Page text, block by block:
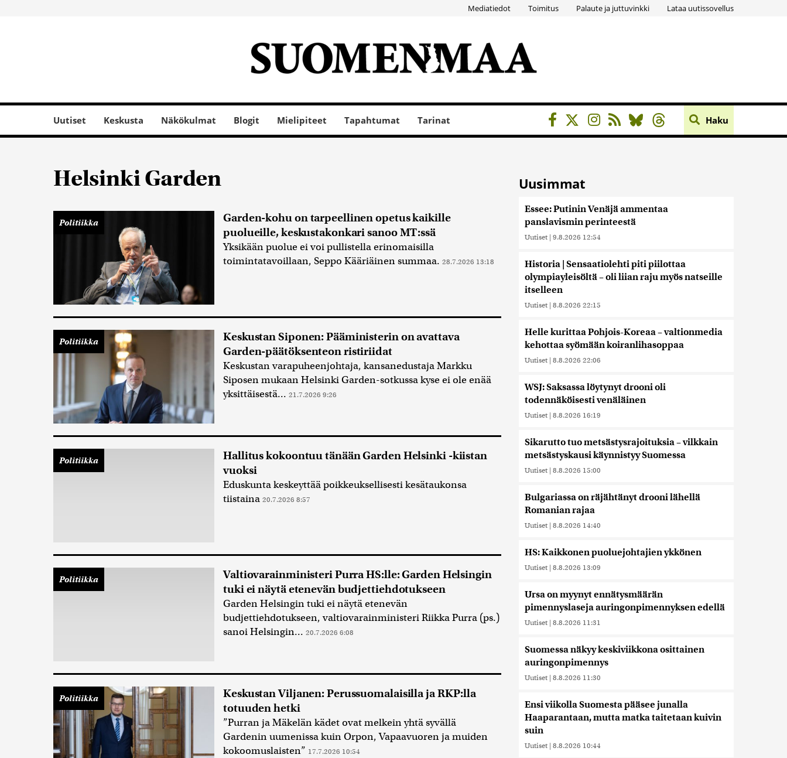
Mediatiedot Toimitus Palaute ja juttuvinkki Lataa uutissovellus
Uutiset Keskusta Näkökulmat Blogit Mielipiteet Tapahtumat Tarinat Haku
Helsinki Garden
Politiikka
Garden-kohu on tarpeellinen opetus kaikille
puolueille, keskustakonkari sanoo MT:ssä
Yksikään puolue ei voi pullistella erinomaisilla
toimintatavoillaan, Seppo Kääriäinen summaa. 28.7.2026 13:18
Politiikka
Keskustan Siponen: Pääministerin on avattava
Garden-päätöksenteon ristiriidat
Keskustan varapuheenjohtaja, kansanedustaja Markku
Siposen mukaan Helsinki Garden-sotkussa kyse ei ole enää
yksittäisestä... 21.7.2026 9:26
Politiikka
Hallitus kokoontuu tänään Garden Helsinki -kiistan
vuoksi
Eduskunta keskeyttää poikkeuksellisesti kesätaukonsa
tiistaina 20.7.2026 8:57
Politiikka
Valtiovarainministeri Purra HS:lle: Garden Helsingin
tuki ei näytä etenevän budjettiehdotukseen
Garden Helsingin tuki ei näytä etenevän
budjettiehdotukseen, valtiovarainministeri Riikka Purra (ps.)
sanoi Helsingin... 20.7.2026 6:08
Politiikka
Keskustan Viljanen: Perussuomalaisilla ja RKP:lla
totuuden hetki
”Purran ja Mäkelän kädet ovat melkein yhtä syvällä
Gardenin uumenissa kuin Orpon, Vapaavuoren ja muiden
kokoomuslaisten” 17.7.2026 10:54
Uusimmat
Essee: Putinin Venäjä ammentaa
panslavismin perinteestä
Uutiset | 9.8.2026 12:54
Historia | Sensaatiolehti piti piilottaa
olympiayleisöltä – oli liian raju myös natseille
itselleen
Uutiset | 8.8.2026 22:15
Helle kurittaa Pohjois-Koreaa – valtionmedia
kehottaa syömään koiranlihasoppaa
Uutiset | 8.8.2026 22:06
WSJ: Saksassa löytynyt drooni oli
todennäköisesti venäläinen
Uutiset | 8.8.2026 16:19
Sikarutto tuo metsästysrajoituksia – vilkkain
metsästyskausi käynnistyy Suomessa
Uutiset | 8.8.2026 15:00
Bulgariassa on räjähtänyt drooni lähellä
Romanian rajaa
Uutiset | 8.8.2026 14:40
HS: Kaikkonen puoluejohtajien ykkönen
Uutiset | 8.8.2026 13:09
Ursa on myynyt ennätysmäärän
pimennyslaseja auringonpimennyksen edellä
Uutiset | 8.8.2026 11:31
Suomessa näkyy keskiviikkona osittainen
auringonpimennys
Uutiset | 8.8.2026 11:30
Ensi viikolla Suomesta pääsee junalla
Haaparantaan, mutta matka taitetaan kuivin
suin
Uutiset | 8.8.2026 10:44